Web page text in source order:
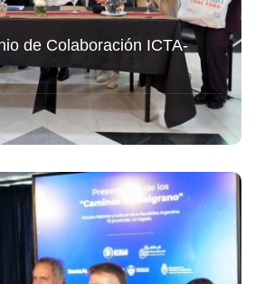
de Colaboración ICTA-